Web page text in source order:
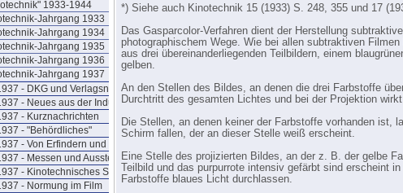
1933-1944
Jahrgang 1933
Jahrgang 1934
Jahrgang 1935
Jahrgang 1936
Jahrgang 1937
- DKG und Verlagsnachrichten
- Neues aus der Industrie
- Kurznachrichten
- "Behördliches"
- Von Erfindern und Patenten
- Messen und Ausstellungen
- Kinotechnisches Schrifttum
- Normung im Film
*) Siehe auch Kinotechnik 15 (1933) S. 248, 355 und 17
Das Gasparcolor-Verfahren dient der Herstellung
photographischem Wege. Wie bei allen subtraktiven
aus drei übereinanderliegenden Teilbildern, einem
gelben.
An den Stellen des Bildes, an denen die drei Farbstoffe
Durchtritt des gesamten Lichtes und bei der Projektion
Die Stellen, an denen keiner der Farbstoffe vorhanden ist,
Schirm fallen, der an dieser Stelle weiß erscheint.
Eine Stelle des projizierten Bildes, an der z. B. der gelbe
Teilbild und das purpurrote intensiv gefärbt sind erscheint
Farbstoffe blaues Licht durchlassen.